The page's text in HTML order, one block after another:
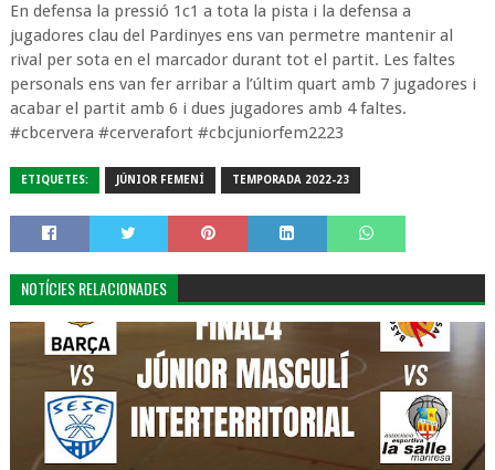
En defensa la pressió 1c1 a tota la pista i la defensa a
jugadores clau del Pardinyes ens van permetre mantenir al
rival per sota en el marcador durant tot el partit. Les faltes
personals ens van fer arribar a l’últim quart amb 7 jugadores i
acabar el partit amb 6 i dues jugadores amb 4 faltes.
#cbcervera #cerverafort #cbcjuniorfem2223
ETIQUETES: JÚNIOR FEMENÍ TEMPORADA 2022-23
NOTÍCIES RELACIONADES